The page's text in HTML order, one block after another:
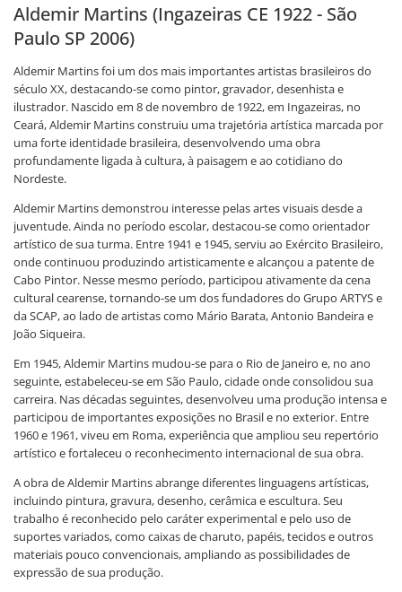
Aldemir Martins (Ingazeiras CE 1922 - São
Paulo SP 2006)
Aldemir Martins foi um dos mais importantes artistas brasileiros do
século XX, destacando-se como pintor, gravador, desenhista e
ilustrador. Nascido em 8 de novembro de 1922, em Ingazeiras, no
Ceará, Aldemir Martins construiu uma trajetória artística marcada por
uma forte identidade brasileira, desenvolvendo uma obra
profundamente ligada à cultura, à paisagem e ao cotidiano do
Nordeste.
Aldemir Martins demonstrou interesse pelas artes visuais desde a
juventude. Ainda no período escolar, destacou-se como orientador
artístico de sua turma. Entre 1941 e 1945, serviu ao Exército Brasileiro,
onde continuou produzindo artisticamente e alcançou a patente de
Cabo Pintor. Nesse mesmo período, participou ativamente da cena
cultural cearense, tornando-se um dos fundadores do Grupo ARTYS e
da SCAP, ao lado de artistas como Mário Barata, Antonio Bandeira e
João Siqueira.
Em 1945, Aldemir Martins mudou-se para o Rio de Janeiro e, no ano
seguinte, estabeleceu-se em São Paulo, cidade onde consolidou sua
carreira. Nas décadas seguintes, desenvolveu uma produção intensa e
participou de importantes exposições no Brasil e no exterior. Entre
1960 e 1961, viveu em Roma, experiência que ampliou seu repertório
artístico e fortaleceu o reconhecimento internacional de sua obra.
A obra de Aldemir Martins abrange diferentes linguagens artísticas,
incluindo pintura, gravura, desenho, cerâmica e escultura. Seu
trabalho é reconhecido pelo caráter experimental e pelo uso de
suportes variados, como caixas de charuto, papéis, tecidos e outros
materiais pouco convencionais, ampliando as possibilidades de
expressão de sua produção.